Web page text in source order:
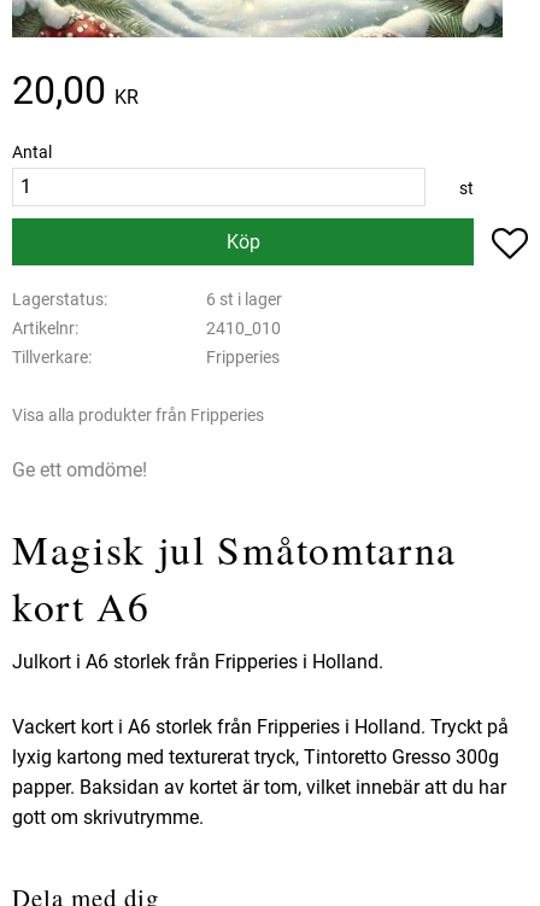
20,00 KR
Antal
st
Köp
Lagerstatus
6 st i lager
Artikelnr
2410_010
Tillverkare
Fripperies
Visa alla produkter från Fripperies
Ge ett omdöme!
Magisk jul Småtomtarna
kort A6
Julkort i A6 storlek från Fripperies i Holland.
Vackert kort i A6 storlek från Fripperies i Holland. Tryckt på
lyxig kartong med texturerat tryck, Tintoretto Gresso 300g
papper. Baksidan av kortet är tom, vilket innebär att du har
gott om skrivutrymme.
Dela med dig